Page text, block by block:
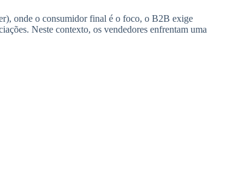
onde o consumidor final é o foco, o B2B exige
Neste contexto, os vendedores enfrentam uma